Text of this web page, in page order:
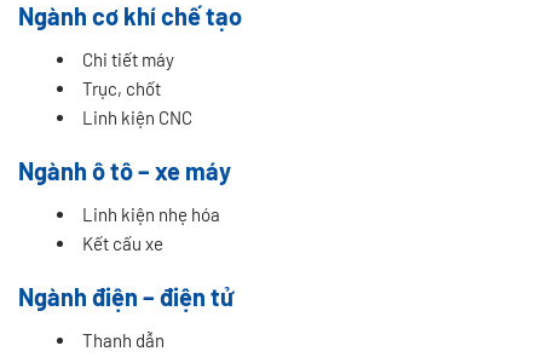
Ngành cơ khí chế tạo
Chi tiết máy
Trục, chốt
Linh kiện CNC
Ngành ô tô – xe máy
Linh kiện nhẹ hóa
Kết cấu xe
Ngành điện – điện tử
Thanh dẫn